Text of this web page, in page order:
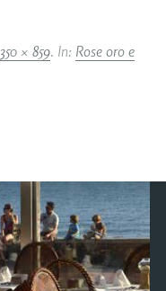
350 × 859. In: Rose oro e